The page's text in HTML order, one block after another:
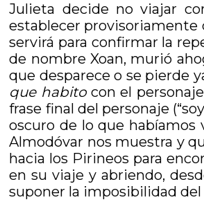
Julieta decide no viajar
establecer provisoriamente
servirá para confirmar la
de nombre Xoan, murió
que desparece o se pierde
que habitocon el
frase final del personaje
oscuro de lo que
Almodóvar nos muestra y
hacia los Pirineos para
en su viaje y abriendo,
suponer la imposibilidad